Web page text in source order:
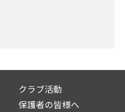
クラブ活動
保護者の皆様へ